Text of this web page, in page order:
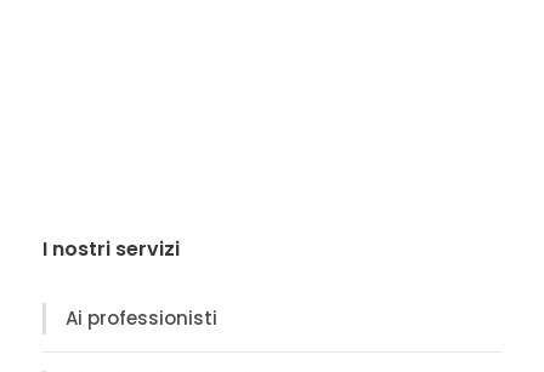
I nostri servizi
Ai professionisti